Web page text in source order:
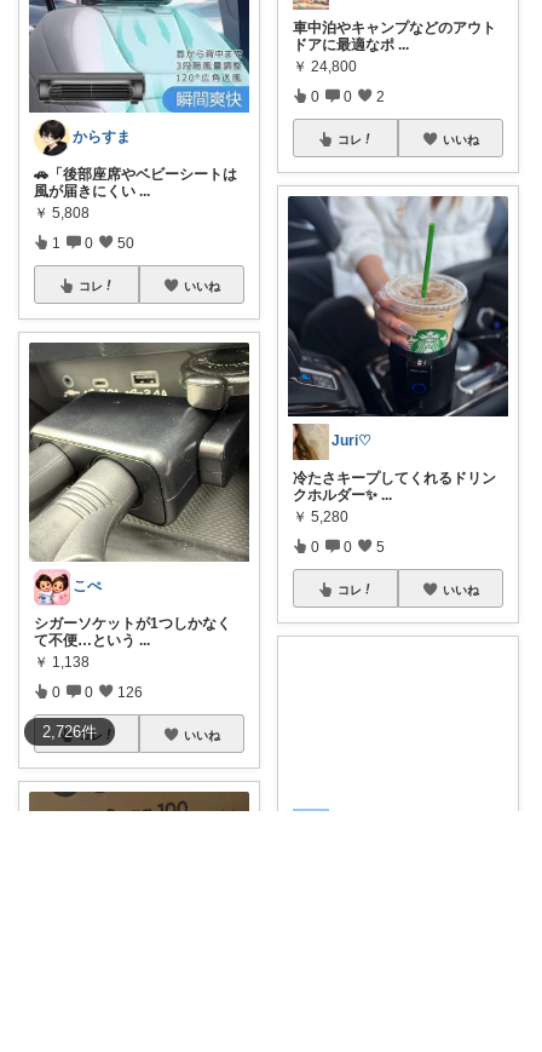
2,726件
からすま
🚗「後部座席やベビーシートは
風が届きにくい ...
￥ 5,808
1 0 50
コレ いいね
こぺ
シガーソケットが1つしかなく
て不便…という ...
￥ 1,138
0 0 126
コレ いいね
車中泊やキャンプなどのアウト
ドアに最適なポ ...
￥ 24,800
0 0 2
コレ いいね
Juri♡
冷たさキープしてくれるドリン
クホルダー✨ ...
￥ 5,280
0 0 5
コレ いいね